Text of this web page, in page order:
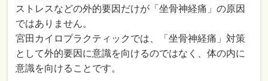
ストレスなどの外的要因だけが「坐骨神経痛」の原因
ではありません。
宮田カイロプラクティックでは、「坐骨神経痛」対策
として外的要因に意識を向けるのではなく、体の内に
意識を向けることです。